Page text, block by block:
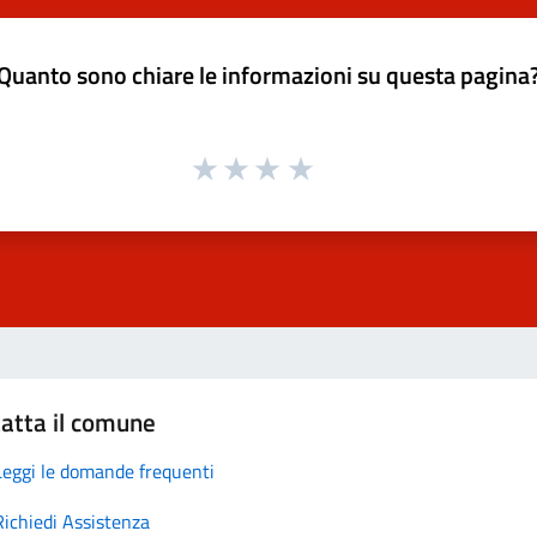
sono chiare le informazioni su questa
il comune
le domande frequenti
Assistenza